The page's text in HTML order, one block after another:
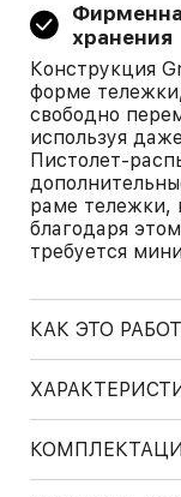
хранения
Конструкция
форме
свободно
используя
Пистолет-
раме тележки,
благодаря
требуется
КАК ЭТО